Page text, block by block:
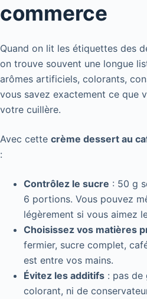
commerce
Quand on lit les étiquettes des
on trouve souvent une longue
arômes artificiels, colorants,
vous savez exactement ce que
votre cuillère.
Avec cette crème dessert au
:
Contrôlez le sucre : 50 g
6 portions. Vous pouvez
légèrement si vous aimez
Choisissez vos matières
fermier, sucre complet,
est entre vos mains.
Évitez les additifs : pas de
colorant, ni de